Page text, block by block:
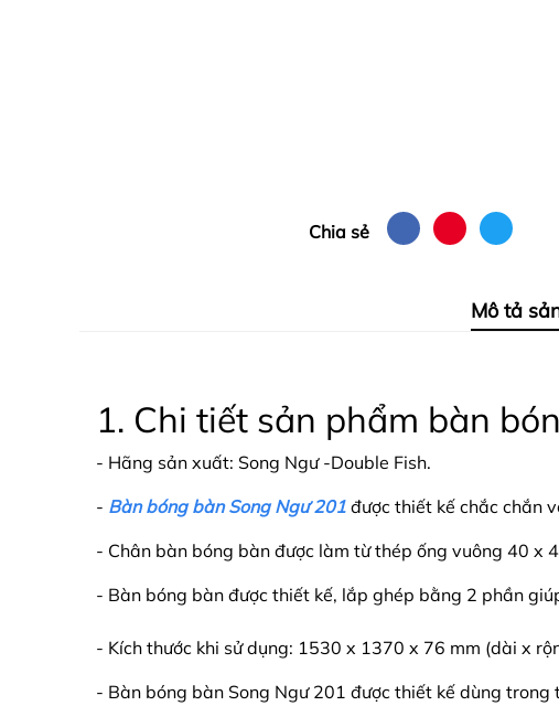
Chia sẻ
Mô tả
1. Chi tiết sản phẩm bàn
- Hãng sản xuất: Song Ngư -Double Fish.
- Bàn bóng bàn Song Ngư 201 được thiết kế chắc chắn
- Chân bàn bóng bàn được làm từ thép ống vuông 40 x
- Bàn bóng bàn được thiết kế, lắp ghép bằng 2 phần
- Kích thước khi sử dụng: 1530 x 1370 x 76 mm (dài x
- Bàn bóng bàn Song Ngư 201 được thiết kế dùng